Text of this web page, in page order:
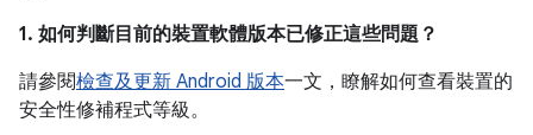
1. 如何判斷目前的裝置軟體版本已修正這些問題？
請參閱檢查及更新 Android 版本一文，瞭解如何查看裝置的
安全性修補程式等級。